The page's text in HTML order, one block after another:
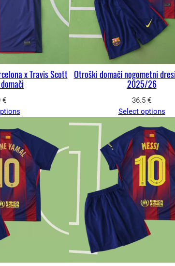
x Travis Scott
€
Otroški domači nogometni
2025/26
36.5 €
Select options